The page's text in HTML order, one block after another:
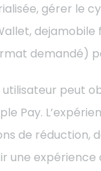
gérer le
demandé)
utilisateur
Pay.
de
une